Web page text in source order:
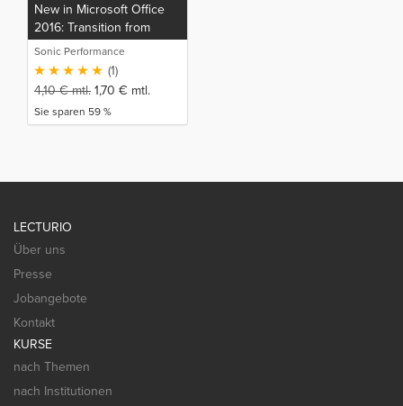
New in Microsoft Office
2016: Transition from
Office 2007/2010 (EN)
Sonic Performance
(1)
4,10€mtl. 1,70 € mtl.
Sie sparen 59 %
LECTURIO
Über uns
Presse
Jobangebote
Kontakt
KURSE
nach Themen
nach Institutionen